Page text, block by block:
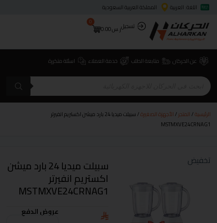
اللغة: العربية
المملكة العربية السعودية
تسجيلر.س0.00
0
عن الحركان متابعة الطلب خدمة العملاء اسئلة متكررة
الرئيسية/المتجر/الأجهزة الصغيرة
/ سبيلت ميديا 24 بارد ميشن اكستريم انفيرتر
MSTMXVE24CRNAG1
تخفيض سبيلت ميديا 24 بارد ميشن
اكستريم انفيرتر
MSTMXVE24CRNAG1
عروض الدفع